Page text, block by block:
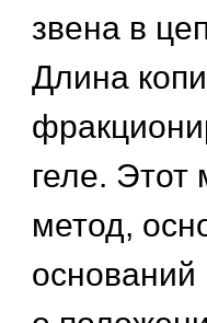
звена в
Длина
геле. Этот
метод,